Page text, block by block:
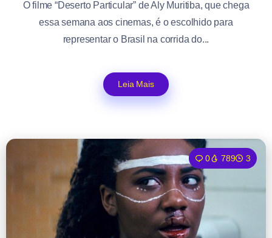
O filme “Deserto Particular” de Aly Muritiba, que chega
essa semana aos cinemas, é o escolhido para
representar o Brasil na corrida do...
Leia Mais
0 789 3